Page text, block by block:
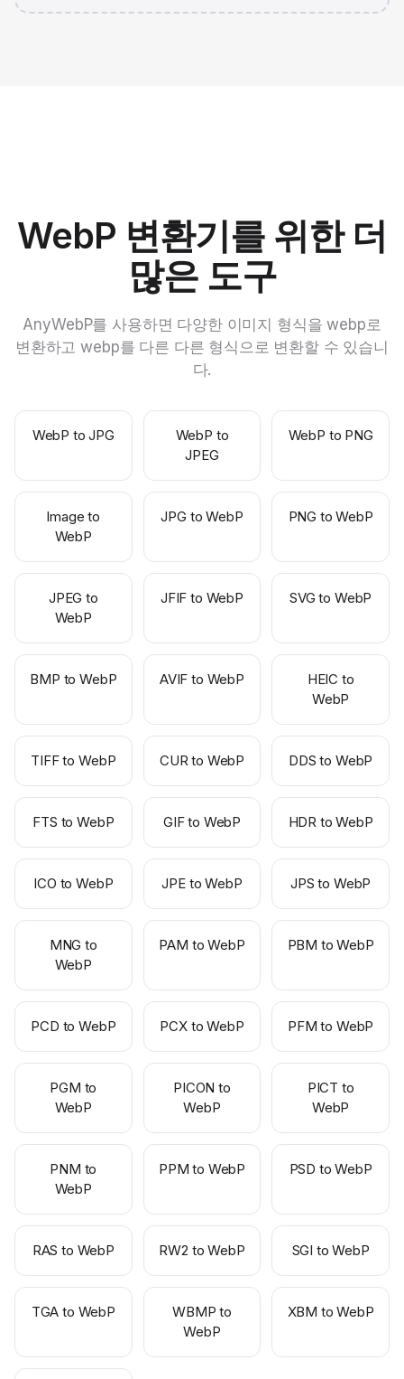
WebP 변환기를 위한 더
많은 도구
AnyWebP를 사용하면 다양한 이미지 형식을 webp로
변환하고 webp를 다른 다른 형식으로 변환할 수 있습니
다.
WebP to JPG
WebP to
JPEG
WebP to PNG
Image to
WebP
JPG to WebP PNG to WebP
JPEG to
WebP
JFIF to WebP SVG to WebP
BMP to WebP AVIF to WebP
HEIC to
WebP
TIFF to WebP CUR to WebP DDS to WebP
FTS to WebP GIF to WebP HDR to WebP
ICO to WebP JPE to WebP JPS to WebP
MNG to
WebP
PAM to WebP PBM to WebP
PCD to WebP PCX to WebP PFM to WebP
PGM to
WebP
PICON to
WebP
PICT to
WebP
PNM to
WebP
PPM to WebP PSD to WebP
RAS to WebP RW2 to WebP SGI to WebP
TGA to WebP
WBMP to
WebP
XBM to WebP